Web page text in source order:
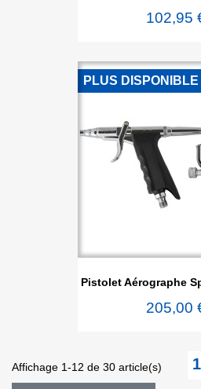
102,95
Pistolet Aérographe
205,00
PLUS DISPONIBLE
Affichage 1-12 de 30 article(s) 1